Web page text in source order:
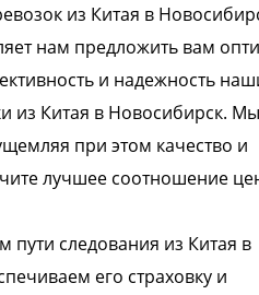
из Китая в
нам предложить вам
и надежность
из Китая в Новосибирск. Мы
при этом качество и
лучшее соотношение
следования из Китая в
его страховку и